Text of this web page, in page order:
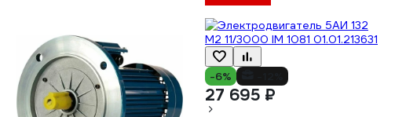
-6%
27 695 ₽